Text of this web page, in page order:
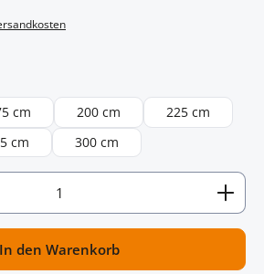
cm 200 cm
225 cm
cm 300 cm
den gewünschten Wert ein
In den Warenkorb